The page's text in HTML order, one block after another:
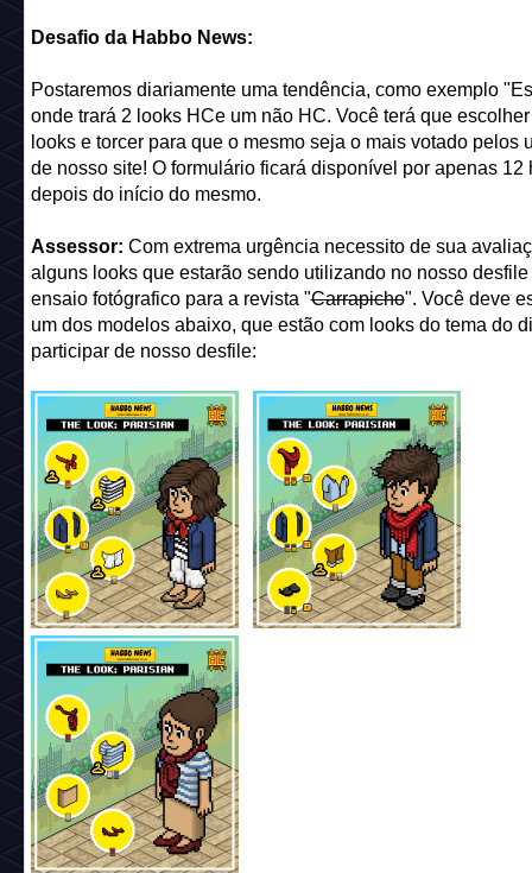
Desafio da Habbo News:
Postaremos diariamente uma tendência, como exemplo
onde trará 2 looks HCe um não HC. Você terá que
looks e torcer para que o mesmo seja o mais votado pelos
de nosso site! O formulário ficará disponível por apenas 12
depois do início do mesmo.
Assessor: Com extrema urgência necessito de sua
alguns looks que estarão sendo utilizando no nosso
ensaio fotógrafico para a revista "Carrapicho". Você deve
um dos modelos abaixo, que estão com looks do tema do
participar de nosso desfile: